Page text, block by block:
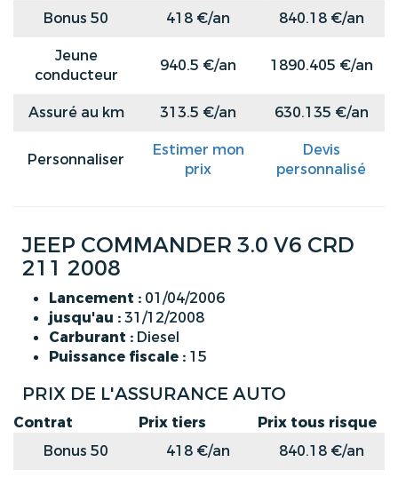
Bonus 50
418 €/an
840.18 €/an
Jeune
conducteur
940.5 €/an 1890.405 €/an
Assuré au km 313.5 €/an 630.135 €/an
Personnaliser
Estimer mon
prix
Devis
personnalisé
JEEP COMMANDER 3.0 V6 CRD
211 2008
Lancement : 01/04/2006
jusqu'au :31/12/2008
Carburant : Diesel
Puissance fiscale : 15
PRIX DE L'ASSURANCE AUTO
Contrat Prix tiers
Prix tous risque
Bonus 50
418 €/an
840.18 €/an